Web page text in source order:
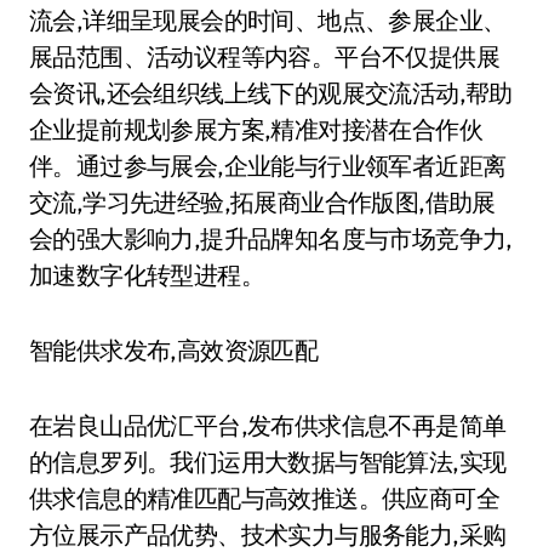
流会,详细呈现展会的时间、地点、参展企业、
展品范围、活动议程等内容。平台不仅提供展
会资讯,还会组织线上线下的观展交流活动,帮助
企业提前规划参展方案,精准对接潜在合作伙
伴。通过参与展会,企业能与行业领军者近距离
交流,学习先进经验,拓展商业合作版图,借助展
会的强大影响力,提升品牌知名度与市场竞争力,
加速数字化转型进程。
智能供求发布,高效资源匹配
在岩良山品优汇平台,发布供求信息不再是简单
的信息罗列。我们运用大数据与智能算法,实现
供求信息的精准匹配与高效推送。供应商可全
方位展示产品优势、技术实力与服务能力,采购